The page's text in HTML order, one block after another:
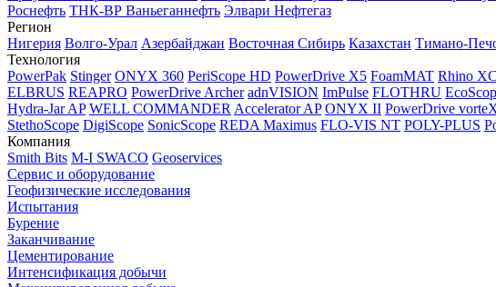
Роснефть ТНК-ВР Ваньеганнефть Элвари Нефтегаз
Регион
Нигерия Волго-Урал Азербайджан Восточная Сибирь Казахстан Тимано-
Технология
PowerPak Stinger ONYX 360 PeriScope HD PowerDrive X5 FoamMAT Rhino XC
ELBRUS REAPRO PowerDrive Archer adnVISION ImPulse FLOTHRU
Hydra-Jar AP WELL COMMANDER Accelerator AP ONYX II PowerDrive
StethoScope DigiScope SonicScope REDA Maximus FLO-VIS NT POLY-PLUS
Компания
Smith Bits M-I SWACO Geoservices
Сервис и оборудование
Геофизические исследования
Испытания
Бурение
Заканчивание
Цементирование
Интенсификация добычи